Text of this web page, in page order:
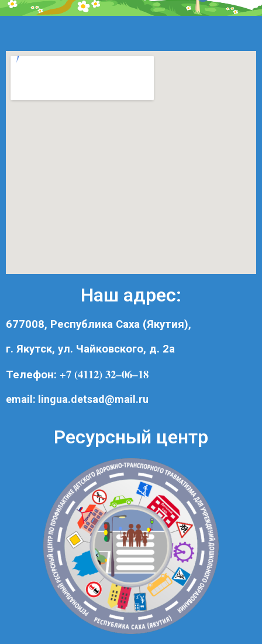
Наш адрес:
677008, Республика Саха (Якутия),
г. Якутск, ул. Чайковского, д. 2а
Телефон: +7 (4112) 32‒06‒18
email: lingua.detsad@mail.ru
Ресурсный центр